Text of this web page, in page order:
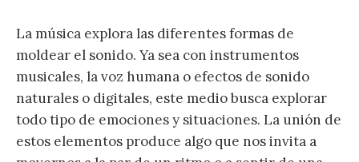
La música explora las diferentes formas de
moldear el sonido. Ya sea con instrumentos
musicales, la voz humana o efectos de sonido
naturales o digitales, este medio busca explorar
todo tipo de emociones y situaciones. La unión de
estos elementos produce algo que nos invita a